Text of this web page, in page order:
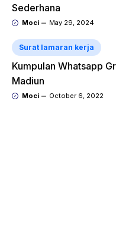
Sederhana
Moci May 29, 2024
Surat lamaran kerja
Kumpulan Whatsapp
Madiun
Moci October 6, 2022